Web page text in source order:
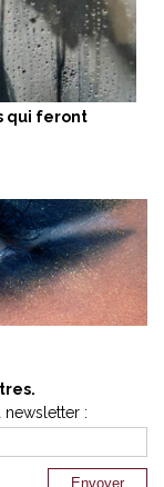
qui feront
newsletter :